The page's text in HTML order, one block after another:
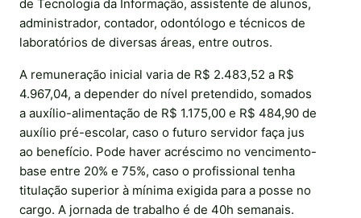
de Tecnologia da Informação, assistente de alunos,
administrador, contador, odontólogo e técnicos de
laboratórios de diversas áreas, entre outros.
A remuneração inicial varia de R$ 2.483,52 a R$
4.967,04, a depender do nível pretendido, somados
a auxílio-alimentação de R$ 1.175,00 e R$ 484,90 de
auxílio pré-escolar, caso o futuro servidor faça jus
ao benefício. Pode haver acréscimo no vencimento-
base entre 20% e 75%, caso o profissional tenha
titulação superior à mínima exigida para a posse no
cargo. A jornada de trabalho é de 40h semanais.